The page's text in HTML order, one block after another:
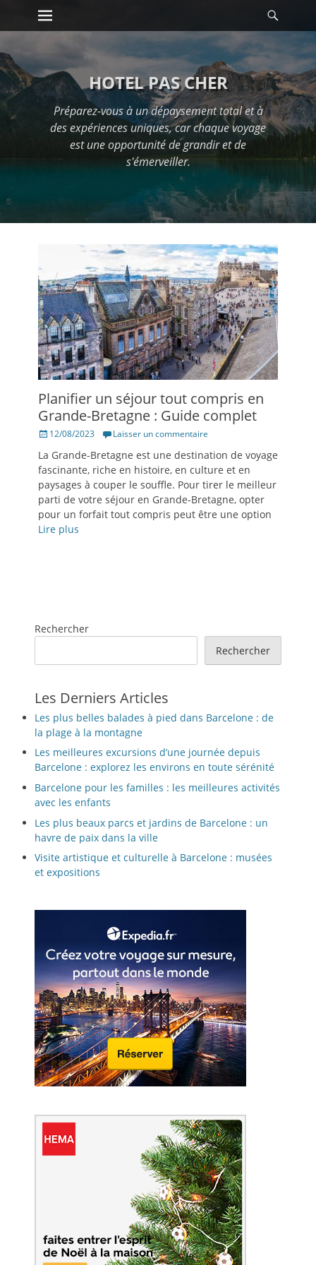
Passer
au
Premier menu
HOTEL PAS CHER
Préparez-vous à un dépaysement total et à
des expériences uniques, car chaque voyage
est une opportunité de grandir et de
s'émerveiller.
Planifier un séjour tout compris en
Grande-Bretagne : Guide complet
Posté12/08/2023 Laisser un commentaire
La Grande-Bretagne est une destination de voyage
fascinante, riche en histoire, en culture et en
paysages à couper le souffle. Pour tirer le meilleur
parti de votre séjour en Grande-Bretagne, opter
pour un forfait tout compris peut être une option
Lire plus
Rechercher
Rechercher
Les Derniers Articles
Les plus belles balades à pied dans Barcelone : de
la plage à la montagne
Les meilleures excursions d’une journée depuis
Barcelone : explorez les environs en toute sérénité
Barcelone pour les familles : les meilleures activités
avec les enfants
Les plus beaux parcs et jardins de Barcelone : un
havre de paix dans la ville
Visite artistique et culturelle à Barcelone : musées
et expositions